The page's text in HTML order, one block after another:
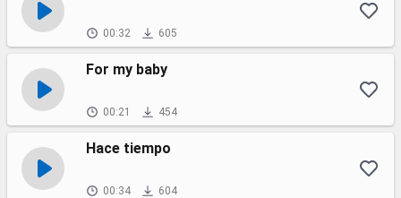
00:32 605
For my baby
00:21 454
Hace tiempo
00:34 604